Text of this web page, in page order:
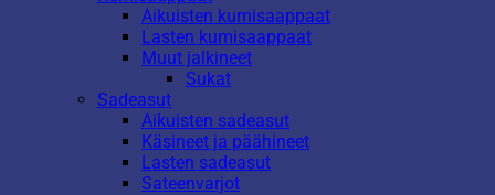
Aikuisten kumisaappaat
Lasten kumisaappaat
Muut jalkineet
Sukat
Sadeasut
Aikuisten sadeasut
Käsineet ja päähineet
Lasten sadeasut
Sateenvarjot